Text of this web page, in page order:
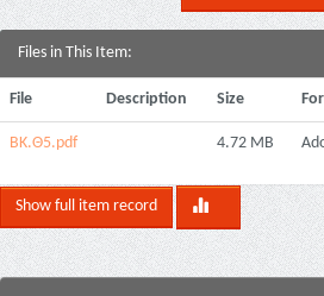
Files in This Item:
File Description Size
BK.Θ5.pdf 4.72 MB
Show full item record